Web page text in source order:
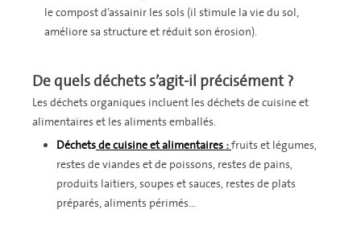
le compost d’assainir les sols (il stimule la vie du sol,
améliore sa structure et réduit son érosion).
De quels déchets s’agit-il précisément ?
Les déchets organiques incluent les déchets de cuisine et
alimentaires et les aliments emballés.
Déchetsde cuisine et alimentaires :fruits et légumes,
restes de viandes et de poissons, restes de pains,
produits laitiers, soupes et sauces, restes de plats
préparés, aliments périmés...